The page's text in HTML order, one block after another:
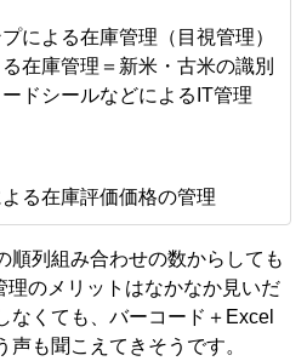
による在庫管理（目視管理）
在庫管理＝新米・古米の識別
ドシールなどによるIT管理
る在庫評価価格の管理
順列組み合わせの数からしても
理のメリットはなかなか見いだ
なくても、バーコード＋Excel
も聞こえてきそうです。